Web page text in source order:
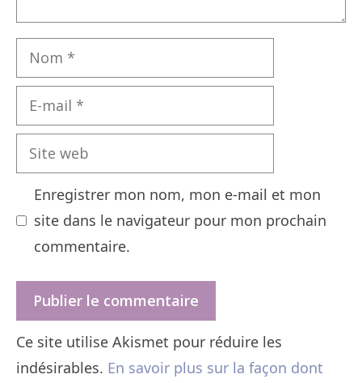
Nom
mail
Site
web
Enregistrer mon nom, mon e-mail et mon
site dans le navigateur pour mon prochain
commentaire.
Ce site utilise Akismet pour réduire les
indésirables. En savoir plus sur la façon dont